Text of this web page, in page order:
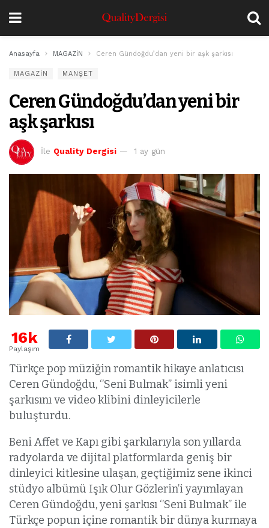
Anasayfa MAGAZİN Ceren Gündoğdu’dan yeni bir aşk şarkısı
MAGAZİN MANŞET
Ceren Gündoğdu’dan yeni bir
aşk şarkısı
İle Quality Dergisi 1 ay gün
16k
Paylaşım
Türkçe pop müziğin romantik hikaye anlatıcısı
Ceren Gündoğdu, ‘’Seni Bulmak’’ isimli yeni
şarkısını ve video klibini dinleyicilerle
buluşturdu.
Beni Affet ve Kapı gibi şarkılarıyla son yıllarda
radyolarda ve dijital platformlarda geniş bir
dinleyici kitlesine ulaşan, geçtiğimiz sene ikinci
stüdyo albümü Işık Olur Gözlerin’i yayımlayan
Ceren Gündoğdu, yeni şarkısı ‘’Seni Bulmak’’ ile
Türkçe popun içine romantik bir dünya kurmaya